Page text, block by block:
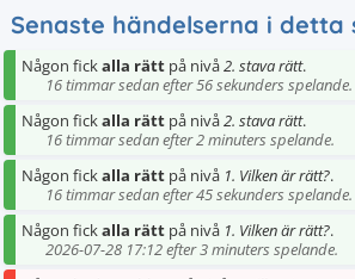
Senaste händelserna i detta
Någon fickalla rätt på nivå2. stava rätt.
16 timmar sedan efter 56 sekunders spelande.
Någon fickalla rätt på nivå2. stava rätt.
16 timmar sedan efter 2 minuters spelande.
Någon fickalla rätt på nivå 1. Vilken är rätt?.
16 timmar sedan efter 45 sekunders spelande.
Någon fickalla rätt på nivå 1. Vilken är rätt?.
2026-07-28 17:12 efter 3 minuters spelande.